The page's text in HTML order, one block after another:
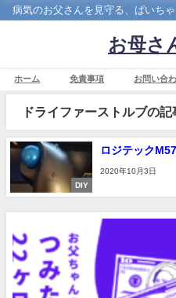
病気のお父さんを見守る、ぱいち
お母さ
ホーム 免責事項 お問い合
ドライファーストルブの記
DIY
ロジテック
2020年10月3日